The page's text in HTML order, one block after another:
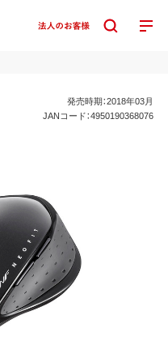
発売時期：2018年03月
JANコード：4950190368076